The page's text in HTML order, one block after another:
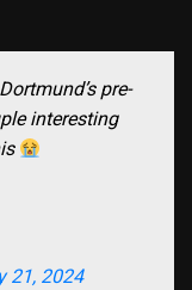
pre-
interesting
21, 2024